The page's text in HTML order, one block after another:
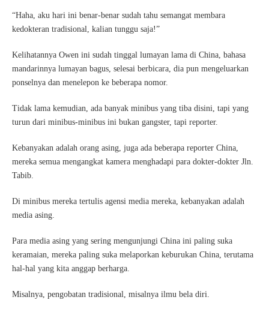
“Haha, aku hari ini benar-benar sudah tahu semangat membara
kedokteran tradisional, kalian tunggu saja!”
Kelihatannya Owen ini sudah tinggal lumayan lama di China, bahasa
mandarinnya lumayan bagus, selesai berbicara, dia pun mengeluarkan
ponselnya dan menelepon ke beberapa nomor.
Tidak lama kemudian, ada banyak minibus yang tiba disini, tapi yang
turun dari minibus-minibus ini bukan gangster, tapi reporter.
Kebanyakan adalah orang asing, juga ada beberapa reporter China,
mereka semua mengangkat kamera menghadapi para dokter-dokter Jln.
Tabib.
Di minibus mereka tertulis agensi media mereka, kebanyakan adalah
media asing.
Para media asing yang sering mengunjungi China ini paling suka
keramaian, mereka paling suka melaporkan keburukan China, terutama
hal-hal yang kita anggap berharga.
Misalnya, pengobatan tradisional, misalnya ilmu bela diri.